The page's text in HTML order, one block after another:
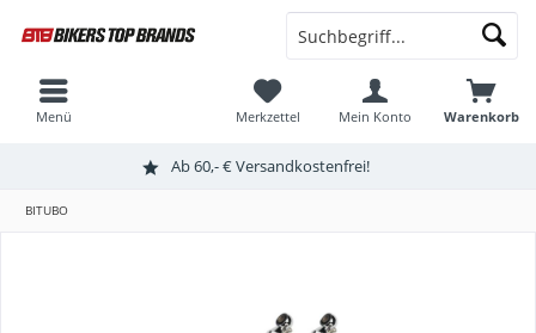
Ab 60,- € Versandkostenfrei!
Warenkorb
Merkzettel Mein Konto
Menü
BITUBO